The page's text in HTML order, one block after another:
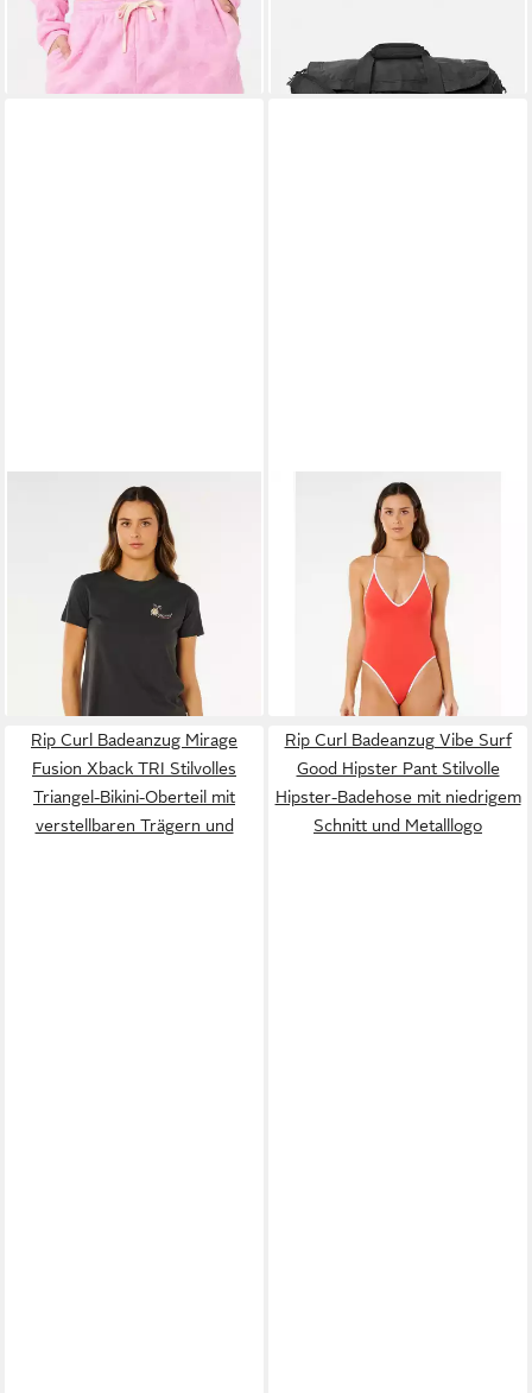
39,00 €
65,99 €
-41%
lieferbar - in 5-6 Werktagen bei dir
T-Shirt Tide Line Standard
18,00 € 25,99 €
lieferbar - in 5-6 Werktagen bei dir
Badeanzug Classic Surf 1 PC
Vielseitiger Badeanzug mit
verstellbaren Trägern,
abnehmbarer
UVP
lieferbar - in 2-3 Werktagen bei dir
Rip Curl Badeanzug Mirage
Fusion Xback TRI Stilvolles
Triangel-Bikini-Oberteil mit
verstellbaren Trägern und
Rip Curl Badeanzug Vibe Surf
Good Hipster Pant Stilvolle
Hipster-Badehose mit niedrigem
Schnitt und Metalllogo